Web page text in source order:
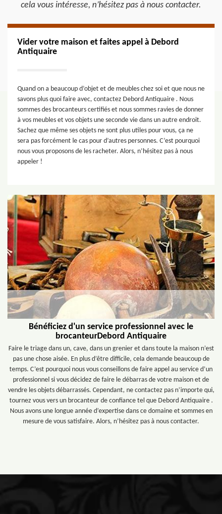
cela vous intéresse, n’hésitez pas à nous contacter.
Vider votre maison et faites appel à Debord
Antiquaire
Quand on a beaucoup d’objet et de meubles chez soi et que nous ne
savons plus quoi faire avec, contactez Debord Antiquaire . Nous
sommes des brocanteurs certifiés et nous sommes ravies de donner
à vos meubles et vos objets une seconde vie dans un autre endroit.
Sachez que même ses objets ne sont plus utiles pour vous, ça ne
sera pas forcément le cas pour d’autres personnes. C’est pourquoi
nous vous proposons de les racheter. Alors, n’hésitez pas à nous
appeler !
Bénéficiez d'un service professionnel avec le
brocanteurDebord Antiquaire
Faire le triage dans un, cave, dans un grenier et dans toute la maison n’est
pas une chose aisée. En plus d’être difficile, cela demande beaucoup de
temps. C’est pourquoi nous vous conseillons de faire appel au service d’un
professionnel si vous décidez de faire le débarras de votre maison et de
vendre les objets débarrassés. Cependant, ne contactez pas n’importe qui,
tournez vous vers un brocanteur de confiance tel que Debord Antiquaire .
Nous avons une longue année d’expertise dans ce domaine et sommes en
mesure de vous satisfaire. Alors, n’hésitez pas à nous contacter.